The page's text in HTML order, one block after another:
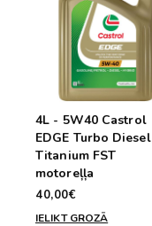
4L - 5W40 Castrol
EDGE Turbo Diesel
Titanium FST
motoreļļa
40,00€
IELIKT GROZĀ